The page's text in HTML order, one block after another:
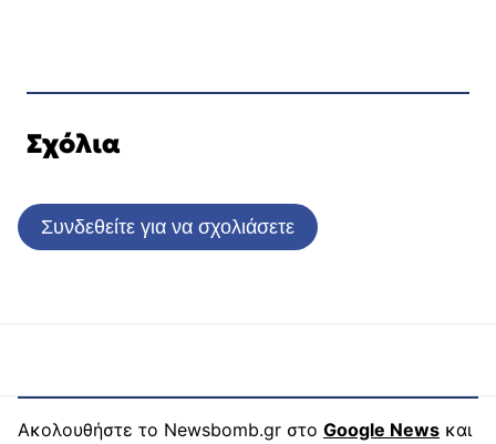
Σχόλια
Συνδεθείτε για να σχολιάσετε
Ακολουθήστε το Newsbomb.gr στο Google News και